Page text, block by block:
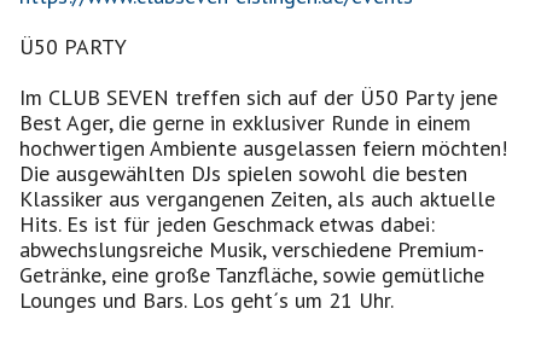
Ü50 PARTY
Im CLUB SEVEN treffen sich auf der Ü50 Party jene
Best Ager, die gerne in exklusiver Runde in einem
hochwertigen Ambiente ausgelassen feiern möchten!
Die ausgewählten DJs spielen sowohl die besten
Klassiker aus vergangenen Zeiten, als auch aktuelle
Hits. Es ist für jeden Geschmack etwas dabei:
abwechslungsreiche Musik, verschiedene Premium-
Getränke, eine große Tanzfläche, sowie gemütliche
Lounges und Bars. Los geht´s um 21 Uhr.